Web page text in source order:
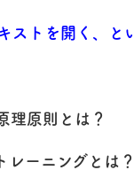
ストを開く、と
理原則とは？
レーニングとは？